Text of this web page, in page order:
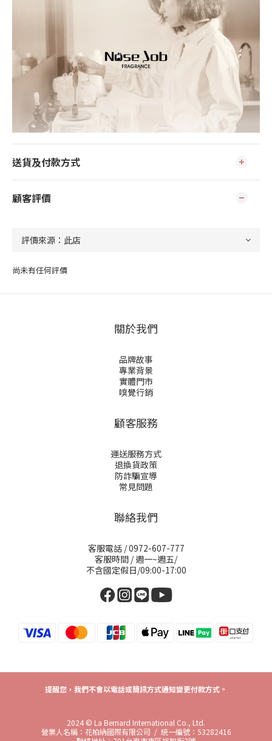
送貨及付款方式
顧客評價
尚未有任何評價
關於我們
品牌故事
專業背景
實體門市
嗅覺行銷
顧客服務
運送服務方式
退換貨政策
防詐騙宣導
常見問題
聯絡我們
客服電話 / 0972-607-777
客服時間 / 週一~週五/
不含國定假日/09:00-17:00
提醒您，我們不會以電話或簡訊方式通知變更付款方式。
2024 © La Bernard International Co., Ltd.
營業人名稱：花柏納國際有限公司 / 統一編號：53282416